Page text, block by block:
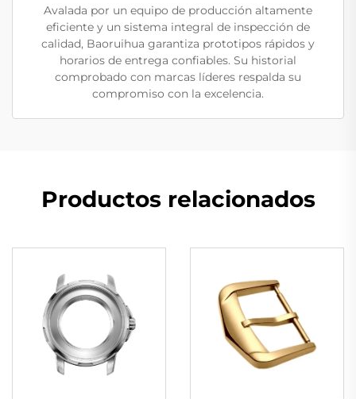
Avalada por un equipo de producción altamente
eficiente y un sistema integral de inspección de
calidad, Baoruihua garantiza prototipos rápidos y
horarios de entrega confiables. Su historial
comprobado con marcas líderes respalda su
compromiso con la excelencia.
Productos relacionados